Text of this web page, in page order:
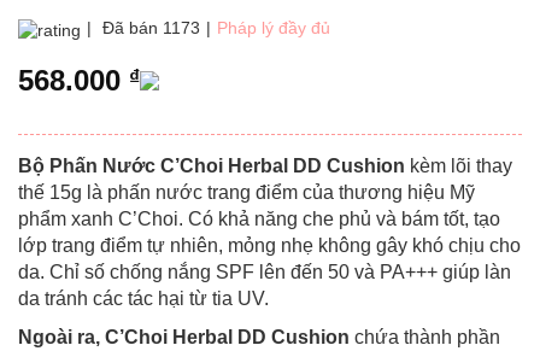
| Đã bán 1173 | Pháp lý đầy đủ
568.000 ₫
Bộ Phấn Nước C’Choi Herbal DD Cushion kèm lõi thay
thế 15g là phấn nước trang điểm của thương hiệu Mỹ
phẩm xanh C’Choi. Có khả năng che phủ và bám tốt, tạo
lớp trang điểm tự nhiên, mỏng nhẹ không gây khó chịu cho
da. Chỉ số chống nắng SPF lên đến 50 và PA+++ giúp làn
da tránh các tác hại từ tia UV.
Ngoài ra, C’Choi Herbal DD Cushion chứa thành phần